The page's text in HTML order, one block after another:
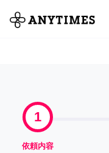
全て
1
依頼内容